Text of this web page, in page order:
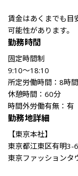
賃金はあくまでも目
可能性があります。
勤務時間
固定時間制
9:10～18:10
所定労働時間：8時間
休憩時間：60分
勤務地詳細
【東京本社】
東京都江東区有明3-
東京ファッションタ